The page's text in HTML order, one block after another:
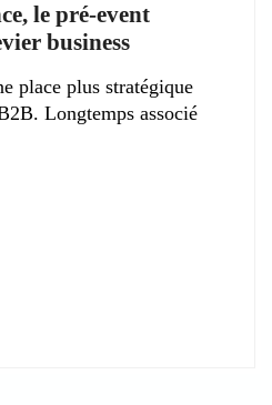
le pré-event
business
place plus stratégique
Longtemps associé